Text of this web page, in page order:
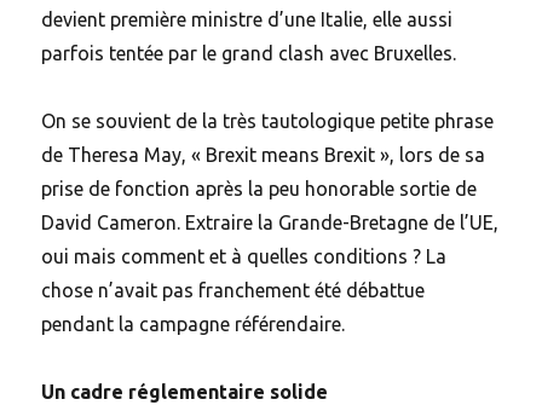
devient première ministre d’une Italie, elle aussi
parfois tentée par le grand clash avec Bruxelles.
On se souvient de la très tautologique petite phrase
de Theresa May, « Brexit means Brexit », lors de sa
prise de fonction après la peu honorable sortie de
David Cameron. Extraire la Grande-Bretagne de l’UE,
oui mais comment et à quelles conditions ? La
chose n’avait pas franchement été débattue
pendant la campagne référendaire.
Un cadre réglementaire solide